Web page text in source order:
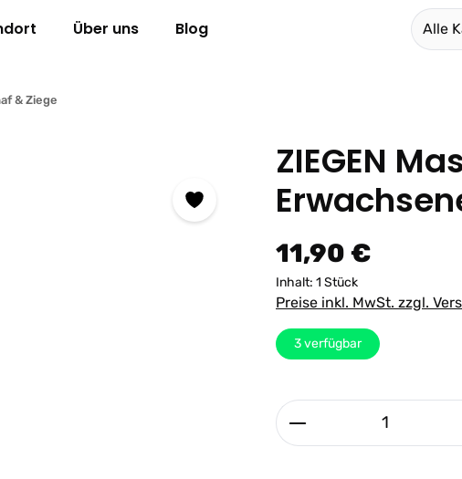
Über uns Blog Alle
& Ziege
ZIEGEN
Regulärer Preis:
11,90 €
Inhalt: 1 Stück
Preise inkl. MwSt. zzgl.
3verfügbar
Produkt Anzahl: